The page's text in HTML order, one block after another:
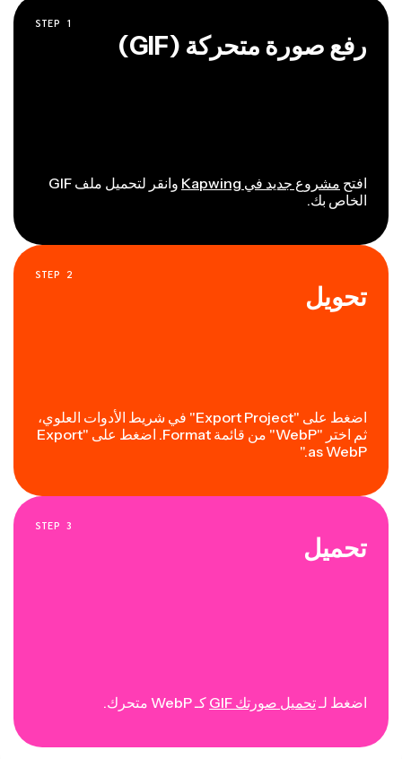
STEP 1
رفع صورة متحركة (GIF)
افتح مشروع جديد في Kapwing
وانقر لتحميل ملف GIF
الخاص بك.
STEP 2
تحويل
اضغط على "Export Project" في شريط الأدوات العلوي،
ثم اختر "WebP" من قائمة Format. اضغط على "Export
as WebP."
STEP 3
تحميل
اضغط لـتحميل صورتك GIF كـ WebP متحرك.